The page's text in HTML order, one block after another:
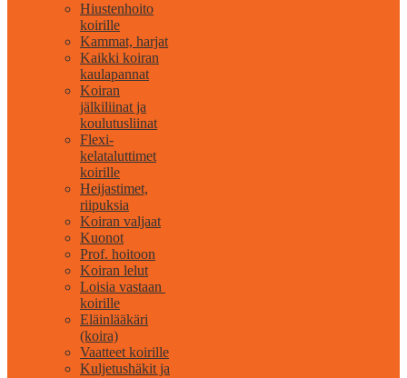
Hiustenhoito
koirille
Kammat, harjat
Kaikki koiran
kaulapannat
Koiran
jälkiliinat ja
koulutusliinat
Flexi-
kelataluttimet
koirille
Heijastimet,
riipuksia
Koiran valjaat
Kuonot
Prof. hoitoon
Koiran lelut
Loisia vastaan ​​
koirille
Eläinlääkäri
(koira)
Vaatteet koirille
Kuljetushäkit ja